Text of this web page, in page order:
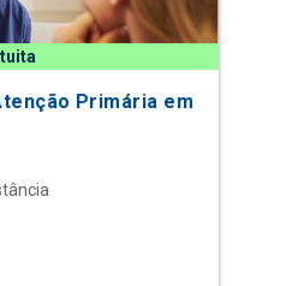
Primária em